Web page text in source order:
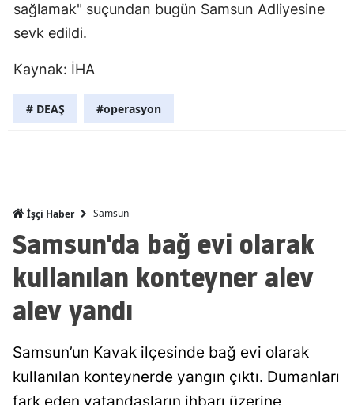
Hatay
Kayseri
sağlamak" suçundan bugün Samsun Adliyesine
sevk edildi.
Kaynak: İHA
# DEAŞ #operasyon
İşçi Haber Samsun
Samsun'da bağ evi olarak
kullanılan konteyner alev
alev yandı
Samsun’un Kavak ilçesinde bağ evi olarak
kullanılan konteynerde yangın çıktı. Dumanları
fark eden vatandaşların ihbarı üzerine